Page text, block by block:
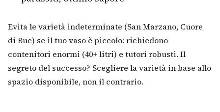
Evita le varietà indeterminate (San Marzano, Cuore
di Bue) se il tuo vaso è piccolo: richiedono
contenitori enormi (40+ litri) e tutori robusti. Il
segreto del successo? Scegliere la varietà in base allo
spazio disponibile, non il contrario.